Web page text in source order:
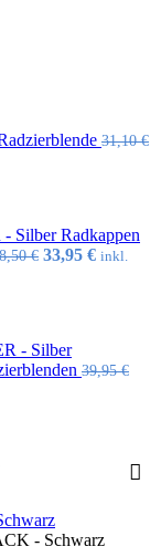
31,10€
Radkappen
€ Ursprünglicher
33,95 € inkl.
39,95€